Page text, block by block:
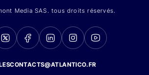
Media SAS. tous droits réservés.